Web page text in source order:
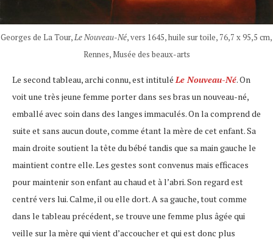
Georges de La Tour,Le Nouveau-Né, vers 1645, huile sur toile, 76,7 x 95,5 cm,
Rennes, Musée des beaux-arts
Le second tableau, archi connu, est intituléLe Nouveau-Né. On
voit une très jeune femme porter dans ses bras un nouveau-né,
emballé avec soin dans des langes immaculés. On la comprend de
suite et sans aucun doute, comme étant la mère de cet enfant. Sa
main droite soutient la tête du bébé tandis que sa main gauche le
maintient contre elle. Les gestes sont convenus mais efficaces
pour maintenir son enfant au chaud et à l’abri. Son regard est
centré vers lui. Calme, il ou elle dort. A sa gauche, tout comme
dans le tableau précédent, se trouve une femme plus âgée qui
veille sur la mère qui vient d’accoucher et qui est donc plus